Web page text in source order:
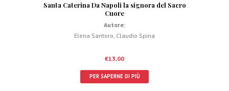
Santa Caterina Da Napoli la signora del Sacro
Cuore
Autore:
Elena Santoro Claudio Spina
€13,00
PER SAPERNE DI PIÙ